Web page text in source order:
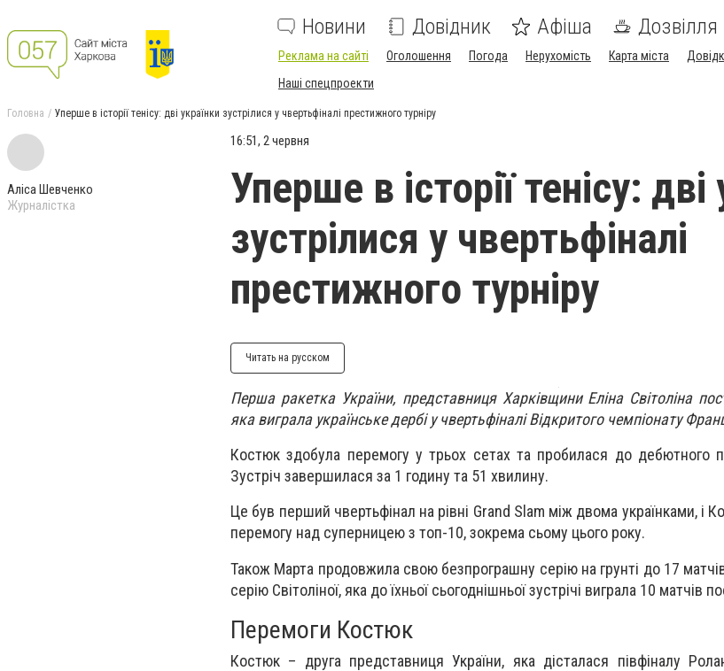
Новини Довідник Афіша Дозвілля
Реклама на сайті Оголошення Погода Нерухомість Карта міста
Наші спецпроекти
Головна Уперше в історії тенісу: дві українки зустрілися у чвертьфіналі престижного турніру
Аліса Шевченко
Журналістка
16:51, 2 червня
Уперше в історії тенісу: дві
зустрілися у чвертьфіналі
престижного турніру
Читать на русском
Перша ракетка України, представниця Харківщини Еліна Світоліна
яка виграла українське дербі у чвертьфіналі Відкритого чемпіонату
Костюк здобула перемогу у трьох сетах та пробилася до дебютного
Зустріч завершилася за 1 годину та 51 хвилину.
Це був перший чвертьфінал на рівні Grand Slam між двома українками, і
перемогу над суперницею з топ-10, зокрема сьому цього року.
Також Марта продовжила свою безпрограшну серію на грунті до 17
серію Світоліної, яка до їхньої сьогоднішньої зустрічі виграла 10 матчів
Перемоги Костюк
Костюк – друга представниця України, яка дісталася півфіналу